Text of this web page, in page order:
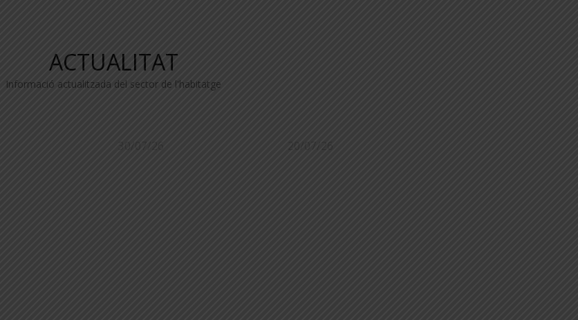
ACTUALITAT
Informació actualitzada del sector de l'habitatge
30/07/26 20/07/26